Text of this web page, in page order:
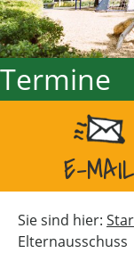
Termine
E-MAIL
Sie sind hier:
Elternausschuss